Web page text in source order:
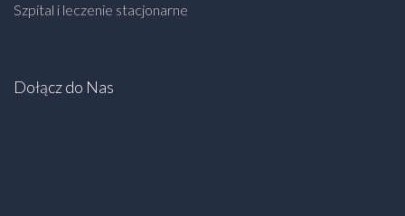
Szpital i leczenie stacjonarne
Dołącz do Nas